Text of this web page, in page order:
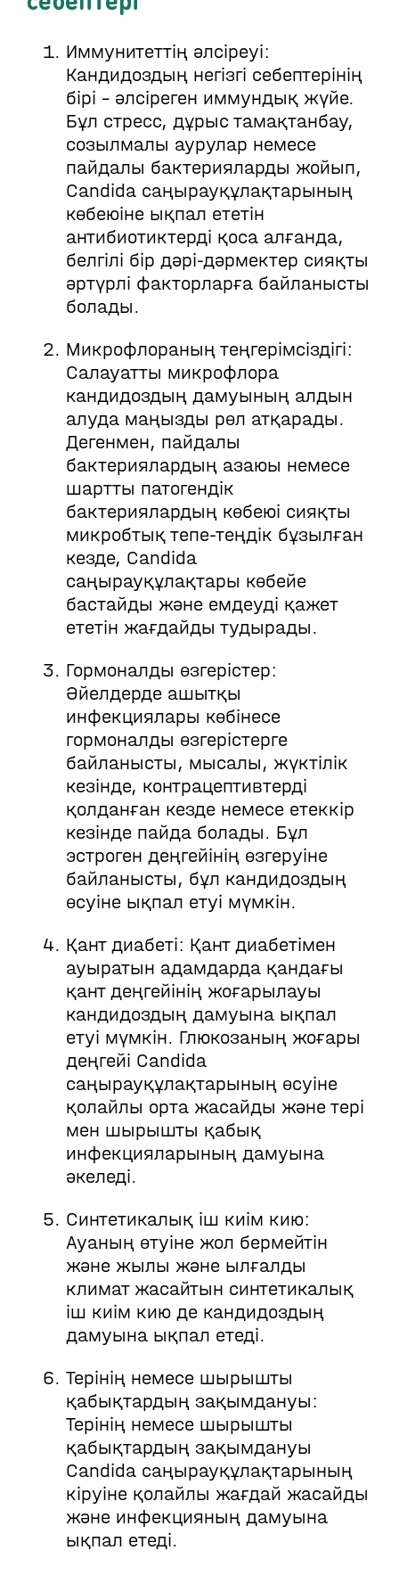
Иммунитеттің әлсіреуі:
Кандидоздың негізгі себептерінің
бірі - әлсіреген иммундық жүйе.
Бұл стресс, дұрыс тамақтанбау,
созылмалы аурулар немесе
пайдалы бактерияларды жойып,
Candida саңырауқұлақтарының
көбеюіне ықпал ететін
антибиотиктерді қоса алғанда,
белгілі бір дәрі-дәрмектер сияқты
әртүрлі факторларға байланысты
болады.
Микрофлораның теңгерімсіздігі:
Салауатты микрофлора
кандидоздың дамуының алдын
алуда маңызды рөл атқарады.
Дегенмен, пайдалы
бактериялардың азаюы немесе
шартты патогендік
бактериялардың көбеюі сияқты
микробтық тепе-теңдік бұзылған
кезде, Candida
саңырауқұлақтары көбейе
бастайды және емдеуді қажет
ететін жағдайды тудырады.
Гормоналды өзгерістер:
Әйелдерде ашытқы
инфекциялары көбінесе
гормоналды өзгерістерге
байланысты, мысалы, жүктілік
кезінде, контрацептивтерді
қолданған кезде немесе етеккір
кезінде пайда болады. Бұл
эстроген деңгейінің өзгеруіне
байланысты, бұл кандидоздың
өсуіне ықпал етуі мүмкін.
Қант диабеті: Қант диабетімен
ауыратын адамдарда қандағы
қант деңгейінің жоғарылауы
кандидоздың дамуына ықпал
етуі мүмкін. Глюкозаның жоғары
деңгейі Candida
саңырауқұлақтарының өсуіне
қолайлы орта жасайды және тері
мен шырышты қабық
инфекцияларының дамуына
әкеледі.
Синтетикалық іш киім кию:
Ауаның өтуіне жол бермейтін
және жылы және ылғалды
климат жасайтын синтетикалық
іш киім кию де кандидоздың
дамуына ықпал етеді.
Терінің немесе шырышты
қабықтардың зақымдануы:
Терінің немесе шырышты
қабықтардың зақымдануы
Candida саңырауқұлақтарының
кіруіне қолайлы жағдай жасайды
және инфекцияның дамуына
ықпал етеді.